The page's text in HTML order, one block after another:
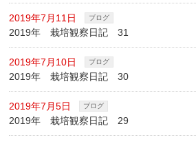
2019年7月11日 ブログ
2019年 栽培観察日記 31
2019年7月10日 ブログ
2019年 栽培観察日記 30
2019年7月5日 ブログ
2019年 栽培観察日記 29